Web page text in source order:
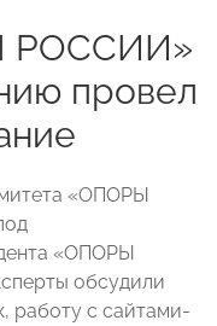
РОССИИ»
провел
«ОПОРЫ
«ОПОРЫ
обсудили
работу с сайтами-